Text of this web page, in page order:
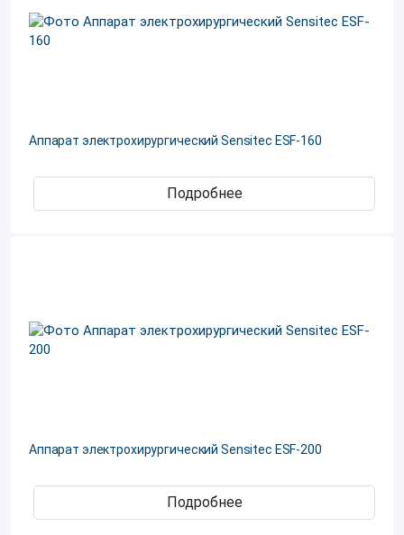
Аппарат электрохирургический Sensitec ESF-160
Подробнее
Аппарат электрохирургический Sensitec ESF-200
Подробнее